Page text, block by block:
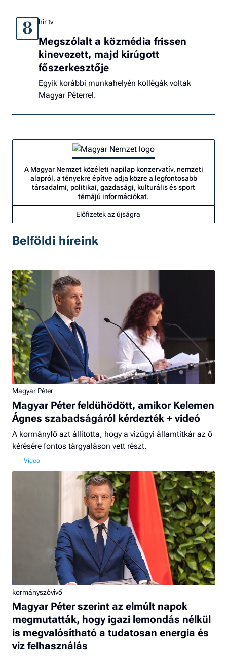
8 hír tv
Megszólalt a közmédia frissen
kinevezett, majd kirúgott
főszerkesztője
Egyik korábbi munkahelyén kollégák voltak
Magyar Péterrel.
A Magyar Nemzet közéleti napilap konzervatív, nemzeti
alapról, a tényekre építve adja közre a legfontosabb
társadalmi, politikai, gazdasági, kulturális és sport
témájú információkat.
Előfizetek az újságra
Belföldi híreink
Magyar Péter
Magyar Péter feldühödött, amikor Kelemen
Ágnes szabadságáról kérdezték + videó
A kormányfő azt állította, hogy a vízügyi államtitkár az ő
kérésére fontos tárgyaláson vett részt.
kormányszóvivő
Magyar Péter szerint az elmúlt napok
megmutatták, hogy igazi lemondás nélkül
is megvalósítható a tudatosan energia és
víz felhasználás